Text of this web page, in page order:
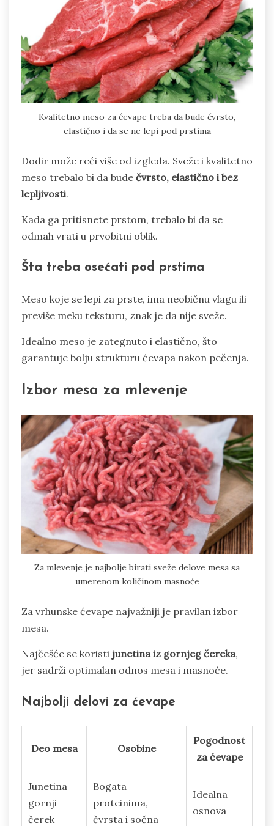
Kvalitetno meso za ćevape treba da bude čvrsto,
elastično i da se ne lepi pod prstima
Dodir može reći više od izgleda. Sveže i kvalitetno
meso trebalo bi da bude čvrsto, elastično i bez
lepljivosti.
Kada ga pritisnete prstom, trebalo bi da se
odmah vrati u prvobitni oblik.
Šta treba osećati pod prstima
Meso koje se lepi za prste, ima neobičnu vlagu ili
previše meku teksturu, znak je da nije sveže.
Idealno meso je zategnuto i elastično, što
garantuje bolju strukturu ćevapa nakon pečenja.
Izbor mesa za mlevenje
Za mlevenje je najbolje birati sveže delove mesa sa
umerenom količinom masnoće
Za vrhunske ćevape najvažniji je pravilan izbor
mesa.
Najčešće se koristi junetina iz gornjeg čereka,
jer sadrži optimalan odnos mesa i masnoće.
Najbolji delovi za ćevape
Deo mesa Osobine
Pogodnost
za ćevape
Junetina
gornji
čerek
Bogata
proteinima,
čvrsta i sočna
Idealna
osnova